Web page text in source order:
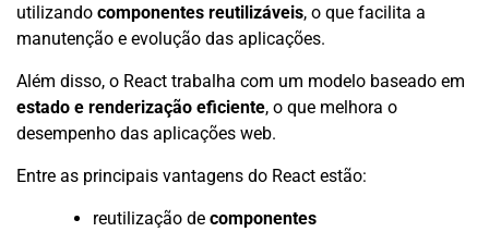
utilizando componentes reutilizáveis, o que facilita a
manutenção e evolução das aplicações.
Além disso, o React trabalha com um modelo baseado em
estado e renderização eficiente, o que melhora o
desempenho das aplicações web.
Entre as principais vantagens do React estão:
reutilização de componentes